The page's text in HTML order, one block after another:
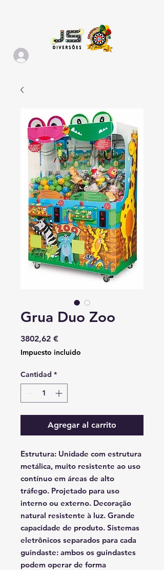
Grua Duo Zoo
3802,62 €
Impuesto incluido
Cantidad *
Agregar al carrito
Estrutura: Unidade com estrutura
metálica, muito resistente ao uso
contínuo em áreas de alto
tráfego. Projetado para uso
interno ou externo. Decoração
natural resistente à luz. Grande
capacidade de produto. Sistemas
eletrônicos separados para cada
guindaste: ambos os guindastes
podem operar de forma